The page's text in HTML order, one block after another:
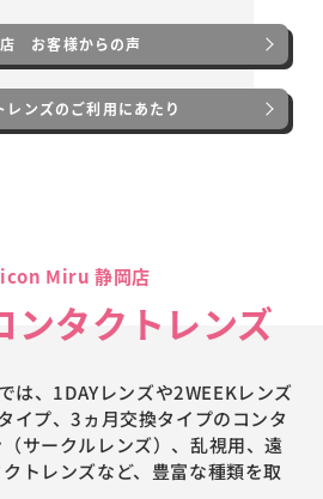
お客様からの声
レンズのご利用にあたり
Miru 静岡店
ンタクトレンズ
は、1DAYレンズや2WEEKレンズ
イプ、3ヵ月交換タイプのコンタ
サークルレンズ）、乱視用、遠
トレンズなど、豊富な種類を取